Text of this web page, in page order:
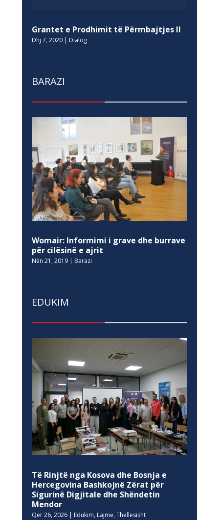
Grantet e Prodhimit të Përmbajtjes II
Dhj 7, 2020| Dialog
BARAZI
Womair: Informimi i grave dhe burrave
për cilësinë e ajrit
Nën 21, 2019| Barazi
EDUKIM
Të Rinjtë nga Kosova dhe Bosnja e
Hercegovina Bashkojnë Zërat për
Sigurinë Digjitale dhe Shëndetin
Mendor
Qer 26, 2026| Edukim, Lajme, Thellesisht